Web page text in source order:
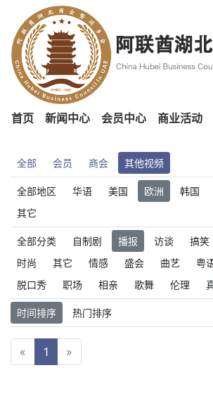
首页 新闻中心 会员中心 商业活动
全部 会员 商会 其他视频
全部地区 华语 美国 欧洲 韩国
其它
全部分类 自制剧 播报 访谈 搞笑
时尚
其它 情感 盛会 曲艺 粤
脱口秀
职场 相亲 歌舞 伦理
时间排序 热门排序
« 1 »